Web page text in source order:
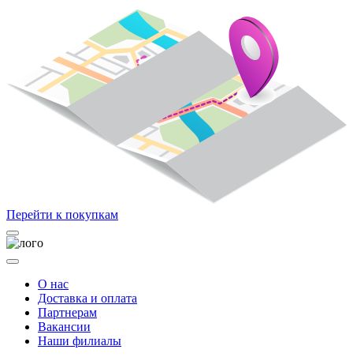
Перейти к покупкам
О нас
Доставка и оплата
Партнерам
Вакансии
Наши филиалы